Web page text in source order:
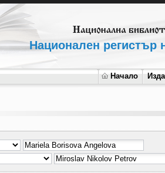
Национален регистър
Начало